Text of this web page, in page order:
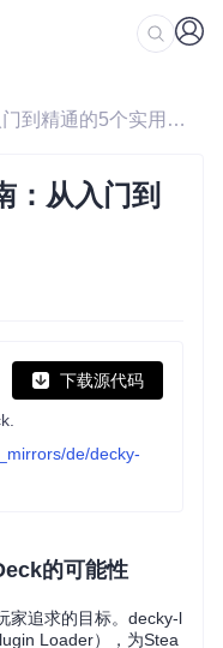
/ decky-loader完全指南：从入门到精通的5个实用技巧
：从入门到
下载源代码
de/decky-
的可能性
家追求的目标。decky-l
Loader），为Stea